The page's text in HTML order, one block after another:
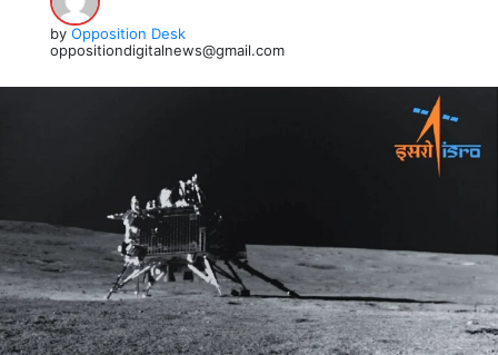
by Opposition Desk
oppositiondigitalnews@gmail.com